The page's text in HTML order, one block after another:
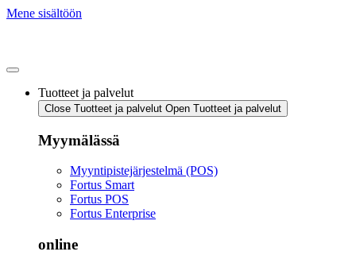
Mene sisältöön
Tuotteet ja palvelut
Close Tuotteet ja palvelut Open Tuotteet ja palvelut
Myymälässä
Myyntipistejärjestelmä (POS)
Fortus Smart
Fortus POS
Fortus Enterprise
online